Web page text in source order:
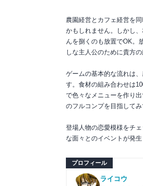
農園経営とカフェ経営を
かもしれません。しかし
んを捌くのも放置でOK。
しな主人公のために貴方
ゲームの基本的な流れは
す。食材の組み合わせは
で色々なメニューを作り
のフルコンプを目指して
登場人物の恋愛模様をチ
な面々とのイベントが発
プロフィール
ライコウ